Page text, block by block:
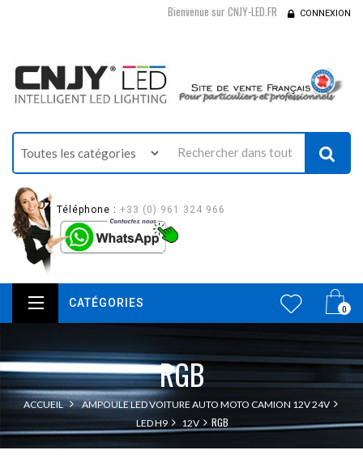
Bienvenue sur CNJY-LED.FR CONNEXION
Téléphone : +33 (0) 961 324 966
0
CATÉGORIES
RGB
ACCUEIL
AMPOULE LED VOITURE AUTO MOTO CAMION 12V 24V
LED H9
12V RGB